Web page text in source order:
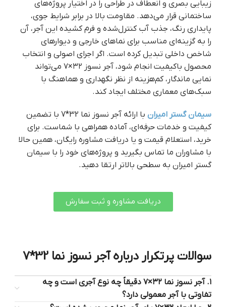
زیبایی بصری و انعطاف در طراحی را در اختیار پروژه‌های
ساختمانی قرار می‌دهد. مقاومت بالا در برابر شرایط جوی،
پایداری رنگ، جذب آب کنترل‌شده و فرم کشیده این آجر، آن
را به گزینه‌ای مناسب برای نماهای خارجی و دیوارهای
شاخص داخلی تبدیل کرده است. اگر اجرای اصولی و انتخاب
محصول باکیفیت انجام شود، آجر نسوز ۳۲×۷ می‌تواند
نمایی ماندگار، کم‌هزینه از نظر نگهداری و هماهنگ با
سبک‌های معماری مختلف ایجاد کند.
سیمان گستر امیران
با ارائه آجر نسوز نما 32*7 با تضمین
کیفیت و خدمات حرفه‌ای، آماده همراهی با شماست. برای
خرید، استعلام قیمت و یا دریافت مشاوره رایگان، همین حالا
با مشاوران ما تماس بگیرید و پروژه‌های خود را با سیمان
گستر امیران به سطحی بالاتر ارتقا دهید.
دریافت مشاوره و ثبت سفارش
سوالات پرتکرار درباره آجر نسوز نما 32*7
۱. آجر نسوز نما ۳۲×۷ دقیقاً چه نوع آجری است و چه
تفاوتی با آجر معمولی دارد؟